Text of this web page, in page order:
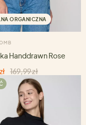
ORGANICZNA
Handdrawn Rose
169,99 zł